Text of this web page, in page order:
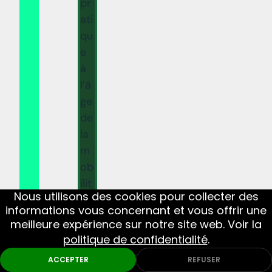
Nous utilisons des cookies pour collecter des
informations vous concernant et vous offrir une
meilleure expérience sur notre site web. Voir la
politique de confidentialité.
ACCEPTER REFUSER
ati
qu
e
à
l’â
ge
de
la
m
ob
ilit
é
et
du
vo
ya